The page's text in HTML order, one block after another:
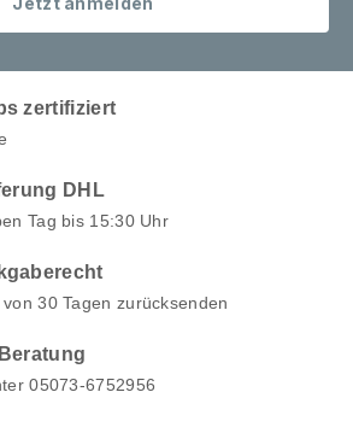
mit Ideen
&
aus Gusseisen sind für die
- bei richtiger Pflege begleitet dich
Wok kaufen &
Lieferung: Gusseisen Wok
Edelstahl Ringreiniger
zertifiziert
DHL
Tag bis 15:30 Uhr
30 Tagen zurücksenden
05073-6752956